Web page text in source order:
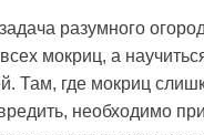
разумного
мокриц, а
Там, где мокриц
необходимо